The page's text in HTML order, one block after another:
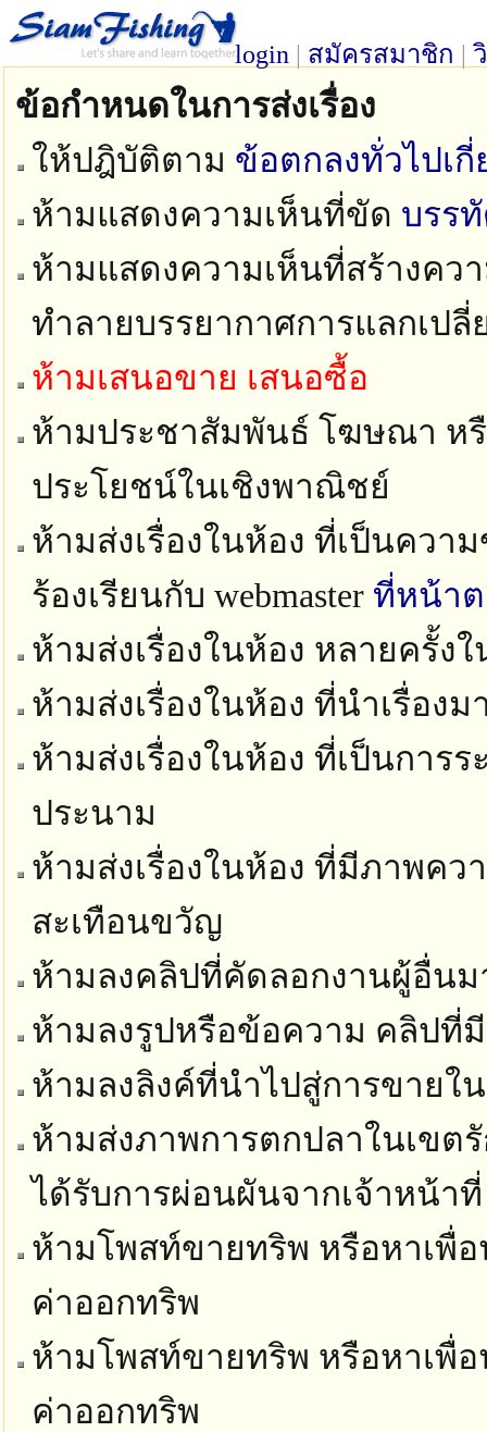
login | สมัครสมาชิก |
ข้อกำหนดในการส่งเรื่อง
ให้ปฎิบัติตาม ข้อตกลงทั่วไปเ
ห้ามแสดงความเห็นที่ขัด บรร
ห้ามแสดงความเห็นที่สร้างคว
ทำลายบรรยากาศการแลกเปลี่
ห้ามเสนอขาย เสนอซื้อ
ห้ามประชาสัมพันธ์ โฆษณา ห
ประโยชน์ในเชิงพาณิชย์
ห้ามส่งเรื่องในห้อง ที่เป็นคว
ร้องเรียนกับ webmaster ที่หน้า
ห้ามส่งเรื่องในห้อง หลายครั้ง
ห้ามส่งเรื่องในห้อง ที่นำเรื่องม
ห้ามส่งเรื่องในห้อง ที่เป็นการ
ประนาม
ห้ามส่งเรื่องในห้อง ที่มีภาพค
สะเทือนขวัญ
ห้ามลงคลิปที่คัดลอกงานผู้อื่นม
ห้ามลงรูปหรือข้อความ คลิปที่มี
ห้ามลงลิงค์ที่นำไปสู่การขายใ
ห้ามส่งภาพการตกปลาในเขต
ได้รับการผ่อนผันจากเจ้าหน้าที่
ห้ามโพสท์ขายทริพ หรือหาเพื่
ค่าออกทริพ
ห้ามโพสท์ขายทริพ หรือหาเพื่
ค่าออกทริพ